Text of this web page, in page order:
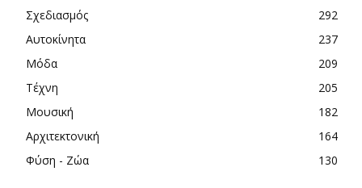
Σχεδιασμός
292
Αυτοκίνητα
237
Μόδα
209
Τέχνη
205
Μουσική
182
Αρχιτεκτονική
164
Φύση - Ζώα
130